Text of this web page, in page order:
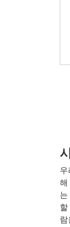
우
해
는
할
람